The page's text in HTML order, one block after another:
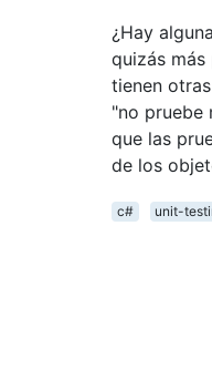
¿Hay
quizás
tienen
"no pruebe
que las
de los
c#
unit-